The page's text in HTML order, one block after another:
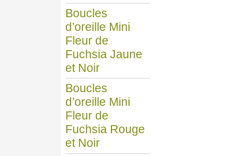
Boucles
d’oreille Mini
Fleur de
Fuchsia Jaune
et Noir
Boucles
d’oreille Mini
Fleur de
Fuchsia Rouge
et Noir